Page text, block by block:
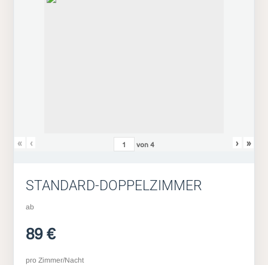
« ‹ von4 › »
STANDARD-DOPPELZIMMER
ab
89 €
pro Zimmer/Nacht